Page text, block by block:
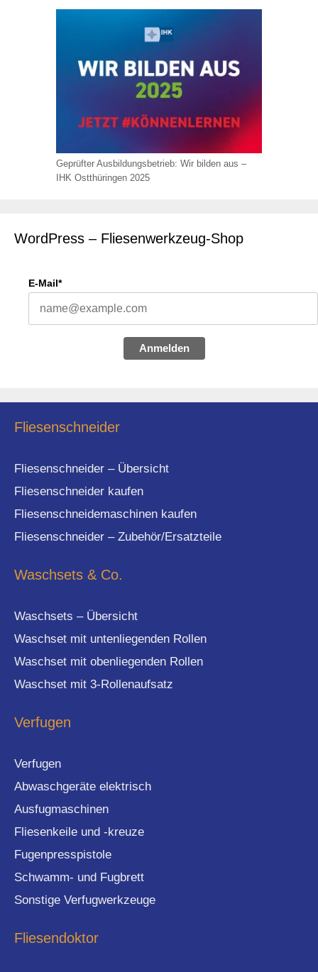
Geprüfter Ausbildungsbetrieb: Wir bilden aus –
IHK Ostthüringen 2025
WordPress – Fliesenwerkzeug-Shop
E-Mail*
Anmelden
Fliesenschneider
Fliesenschneider – Übersicht
Fliesenschneider kaufen
Fliesenschneidemaschinen kaufen
Fliesenschneider – Zubehör/Ersatzteile
Waschsets & Co.
Waschsets – Übersicht
Waschset mit untenliegenden Rollen
Waschset mit obenliegenden Rollen
Waschset mit 3-Rollenaufsatz
Verfugen
Verfugen
Abwaschgeräte elektrisch
Ausfugmaschinen
Fliesenkeile und -kreuze
Fugenpresspistole
Schwamm- und Fugbrett
Sonstige Verfugwerkzeuge
Fliesendoktor